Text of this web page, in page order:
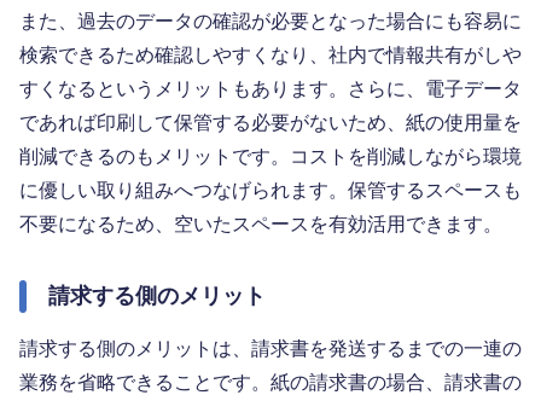
また、過去のデータの確認が必要となった場合にも容易に
検索できるため確認しやすくなり、社内で情報共有がしや
すくなるというメリットもあります。さらに、電子データ
であれば印刷して保管する必要がないため、紙の使用量を
削減できるのもメリットです。コストを削減しながら環境
に優しい取り組みへつなげられます。保管するスペースも
不要になるため、空いたスペースを有効活用できます。
請求する側のメリット
請求する側のメリットは、請求書を発送するまでの一連の
業務を省略できることです。紙の請求書の場合、請求書の